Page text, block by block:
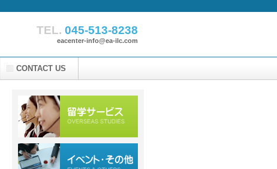
TEL. 045-513-8238
eacenter-info@ea-ilc.com
CONTACT US